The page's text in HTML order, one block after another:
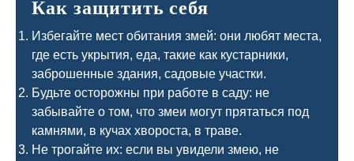
Как защитить себя
Избегайте мест обитания змей: они любят места,
где есть укрытия, еда, такие как кустарники,
заброшенные здания, садовые участки.
Будьте осторожны при работе в саду: не
забывайте о том, что змеи могут прятаться под
камнями, в кучах хвороста, в траве.
Не трогайте их: если вы увидели змею, не